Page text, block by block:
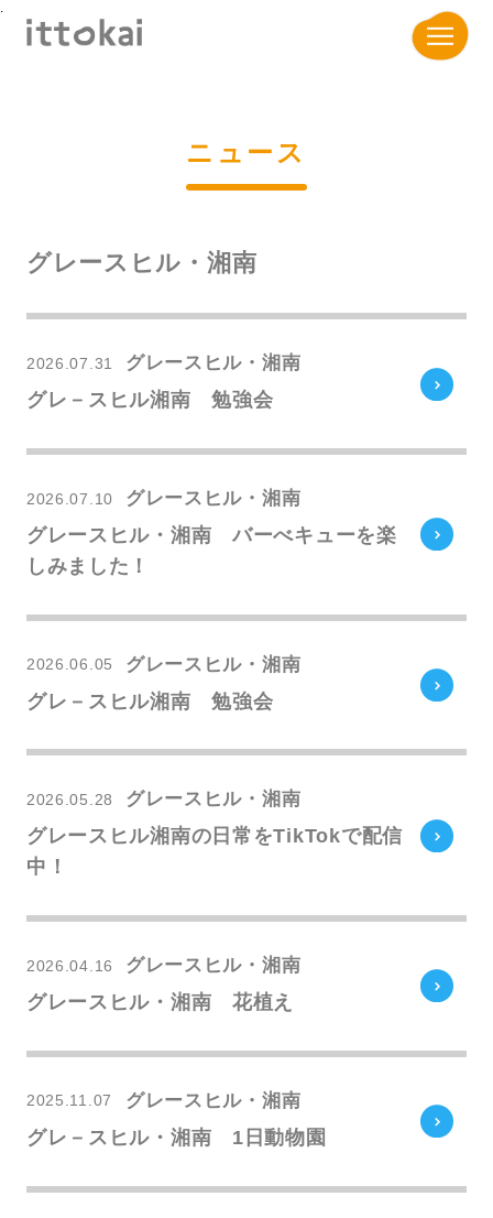
.
ニュース
グレースヒル・湘南
2026.07.31 グレースヒル・湘南
グレ－スヒル湘南 勉強会
2026.07.10 グレースヒル・湘南
グレースヒル・湘南 バーべキューを楽
しみました！
2026.06.05 グレースヒル・湘南
グレ－スヒル湘南 勉強会
2026.05.28 グレースヒル・湘南
グレースヒル湘南の日常をTikTokで配信
中！
2026.04.16 グレースヒル・湘南
グレースヒル・湘南 花植え
2025.11.07 グレースヒル・湘南
グレ－スヒル・湘南 1日動物園